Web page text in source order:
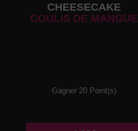
CHEESECAKE
COULIS DE MANGUE
Gagner 20 Point(s)